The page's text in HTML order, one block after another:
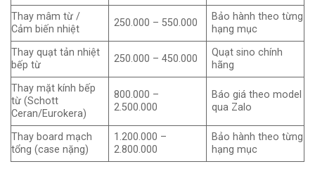
Thay mâm từ /
Cảm biến nhiệt
250.000 – 550.000
Bảo hành theo từng
hạng mục
Thay quạt tản nhiệt
bếp từ
250.000 – 450.000
Quạt sino chính
hãng
Thay mặt kính bếp
từ (Schott
Ceran/Eurokera)
800.000 –
2.500.000
Báo giá theo model
qua Zalo
Thay board mạch
tổng (case nặng)
1.200.000 –
2.800.000
Bảo hành theo từng
hạng mục